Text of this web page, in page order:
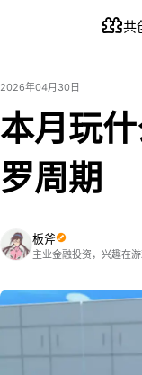
共
2026年04月30日
本月玩
罗周期
板斧
主业金融投资，兴趣在